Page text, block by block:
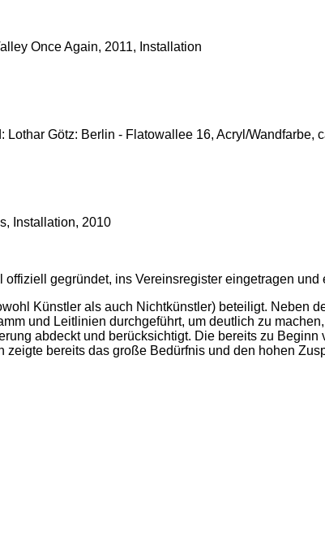
Once Again, 2011, Installation
Götz: Berlin - Flatowallee 16, Acryl/Wandfarbe,
Installation, 2010
gegründet, ins Vereinsregister eingetragen
Künstler als auch Nichtkünstler) beteiligt. Neben
und Leitlinien durchgeführt, um deutlich zu
abdeckt und berücksichtigt. Die bereits zu
bereits das große Bedürfnis und den hohen